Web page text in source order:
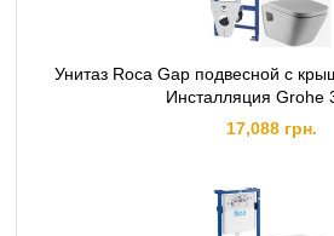
Унитаз Roca Gap подвесной с
Инсталляция Grohe
17,088 грн.